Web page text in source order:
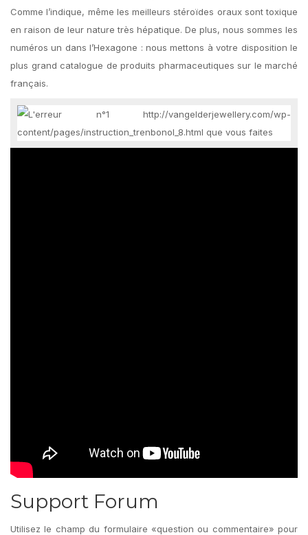
Comme l’indique, même les meilleurs stéroïdes oraux sont toxique
en raison de leur nature très hépatique. De plus, nous sommes les
numéros un dans l’Hexagone : nous mettons à votre disposition le
plus grand catalogue de produits pharmaceutiques sur le marché
français.
Support Forum
Utilisez le champ du formulaire «question ou commentaire» pour